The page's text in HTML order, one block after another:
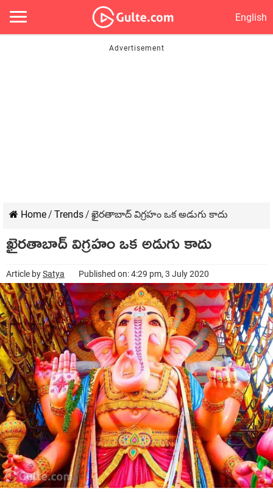
English
Home/ Trends/ ఖైరతాబాద్ విగ్రహం ఒక అడుగు కాదు
ఖైరతాబాద్ విగ్రహం ఒక అడుగు కాదు
Article bySatya Published on: 4:29 pm, 3 July 2020